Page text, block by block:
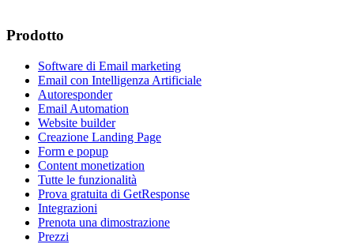
Prodotto
Software di Email marketing
Email con Intelligenza Artificiale
Autoresponder
Email Automation
Website builder
Creazione Landing Page
Form e popup
Content monetization
Tutte le funzionalità
Prova gratuita di GetResponse
Integrazioni
Prenota una dimostrazione
Prezzi